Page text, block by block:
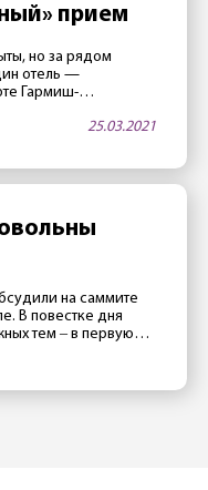
прием
но за рядом
отель —
Гармиш-
принадлежащей
Как сообщили
25.03.2021
на саммите
В повестке дня
тем ‒ в первую
Франции Эмманюэль